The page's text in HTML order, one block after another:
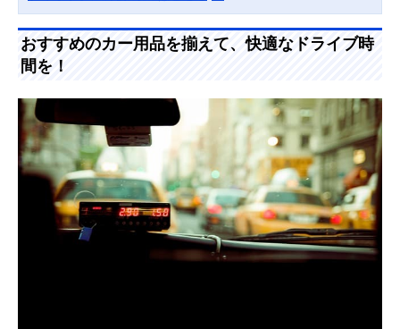
おすすめのカー用品を揃えて、快適なドライブ時
間を！